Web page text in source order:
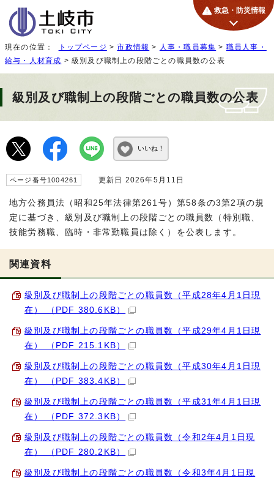
救急・防災情報
現在の位置： トップページ >市政情報 > 人事・職員募集 > 職員人事・
給与・人材育成 > 級別及び職制上の段階ごとの職員数の公表
級別及び職制上の段階ごとの職員数の公表
いいね！
ページ番号1004261 更新日 2026年5月11日
地方公務員法（昭和25年法律第261号）第58条の3第2項の規
定に基づき、級別及び職制上の段階ごとの職員数（特別職、
技能労務職、臨時・非常勤職員は除く）を公表します。
関連資料
級別及び職制上の段階ごとの職員数（平成28年4月1日現
在） （PDF 380.6KB）
級別及び職制上の段階ごとの職員数（平成29年4月1日現
在） （PDF 215.1KB）
級別及び職制上の段階ごとの職員数（平成30年4月1日現
在） （PDF 383.4KB）
級別及び職制上の段階ごとの職員数（平成31年4月1日現
在） （PDF 372.3KB）
級別及び職制上の段階ごとの職員数（令和2年4月1日現
在） （PDF 280.2KB）
級別及び職制上の段階ごとの職員数（令和3年4月1日現